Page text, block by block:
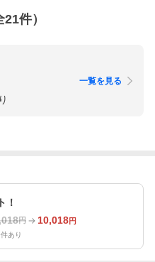
21件）
一覧を見る
！
円 10,018円
あり